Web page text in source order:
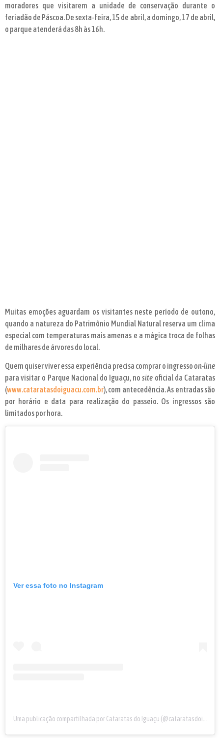
moradores que visitarem a unidade de conservação durante o
feriadão de Páscoa. De sexta-feira, 15 de abril, a domingo, 17 de abril,
o parque atenderá das 8h às 16h.
Muitas emoções aguardam os visitantes neste período de outono,
quando a natureza do Patrimônio Mundial Natural reserva um clima
especial com temperaturas mais amenas e a mágica troca de folhas
de milhares de árvores do local.
Quem quiser viver essa experiência precisa comprar o ingressoon-line
para visitar o Parque Nacional do Iguaçu, no site oficial da Cataratas
(www.cataratasdoiguacu.com.br), com antecedência. As entradas são
por horário e data para realização do passeio. Os ingressos são
limitados por hora.
Ver essa foto no Instagram
Uma publicação compartilhada por Cataratas do Iguaçu (@cataratasdoiguacu)